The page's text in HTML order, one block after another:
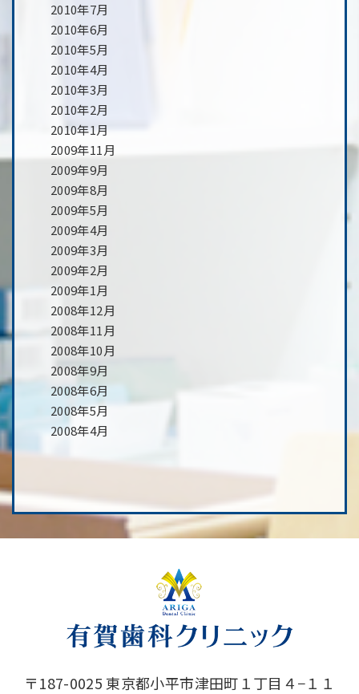
2010年7月
2010年6月
2010年5月
2010年4月
2010年3月
2010年2月
2010年1月
2009年11月
2009年9月
2009年8月
2009年5月
2009年4月
2009年3月
2009年2月
2009年1月
2008年12月
2008年11月
2008年10月
2008年9月
2008年6月
2008年5月
2008年4月
〒187-0025 東京都小平市津田町１丁目４−１１